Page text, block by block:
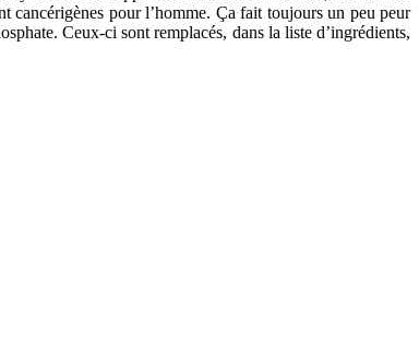
cancérigènes pour l’homme. Ça fait toujours un peu peur
Ceux-ci sont remplacés, dans la liste d’ingrédients,